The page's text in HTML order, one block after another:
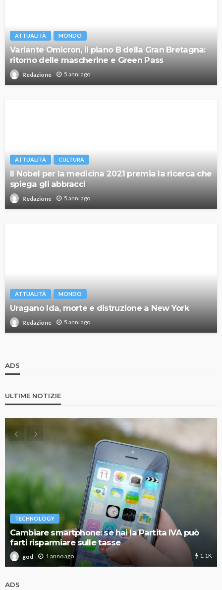
ATTUALITÀ MONDO
Variante Omicron, il piano B della Gran Bretagna:
ritorno delle mascherine e Green Pass
Redazione 5 anni ago
ATTUALITÀ CULTURA
Il Nobel per la medicina 2021 premia la ricerca che
spiega gli abbracci
Redazione 5 anni ago
ATTUALITÀ MONDO
Uragano Ida, morte e distruzione a New York
Redazione 5 anni ago
ADS
ULTIME NOTIZIE
TECHNOLOGY
Cambiare smartphone: se hai la Partita IVA può
farti risparmiare sulle tasse
god 1 anno ago 1.1K
ADS